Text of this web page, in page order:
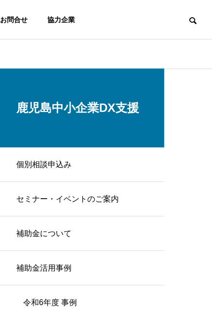
お問合せ 協力企業
鹿児島中小企業DX支援
個別相談申込み
セミナー・イベントのご案内
補助金について
補助金活用事例
令和6年度 事例